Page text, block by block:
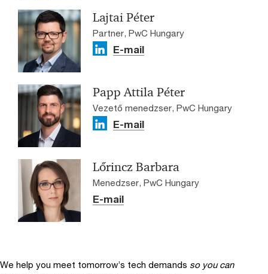
Lajtai Péter
Partner, PwC Hungary
E-mail
Papp Attila Péter
Vezető menedzser, PwC Hungary
E-mail
Lőrincz Barbara
Menedzser, PwC Hungary
E-mail
We help you meet tomorrow’s tech demands so you can